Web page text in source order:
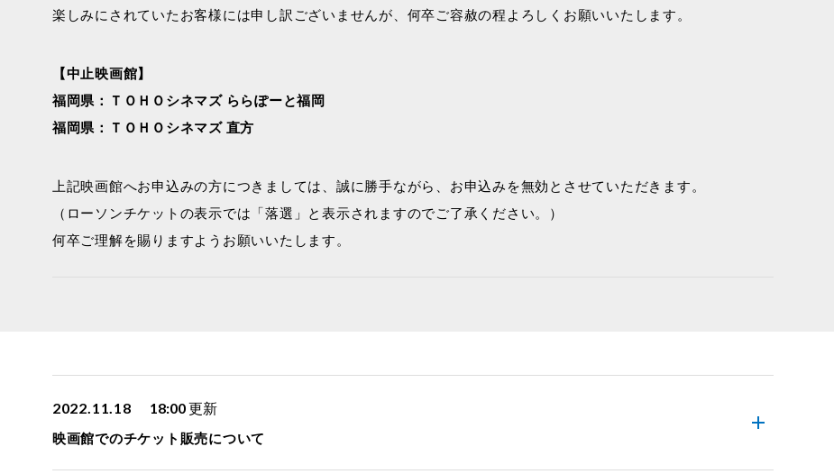
楽しみにされていたお客様には申し訳ございませんが、何卒ご容赦の程よろしくお願いいたします。
【中止映画館】
福岡県：ＴＯＨＯシネマズ ららぽーと福岡
福岡県：ＴＯＨＯシネマズ 直方
上記映画館へお申込みの方につきましては、誠に勝手ながら、お申込みを無効とさせていただきます。
（ローソンチケットの表示では「落選」と表示されますのでご了承ください。）
何卒ご理解を賜りますようお願いいたします。
2022.11.18 18:00更新
映画館でのチケット販売について